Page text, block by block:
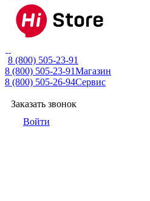
8 (800) 505-23-91
8 (800) 505-23-91Магазин
8 (800) 505-26-94Сервис
Заказать звонок
Войти